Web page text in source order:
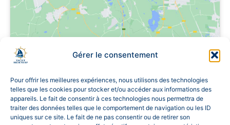
Gérer le consentement
Pour offrir les meilleures expériences, nous utilisons des technologies
telles que les cookies pour stocker et/ou accéder aux informations des
appareils. Le fait de consentir à ces technologies nous permettra de
traiter des données telles que le comportement de navigation ou les ID
uniques sur ce site. Le fait de ne pas consentir ou de retirer son
[mailpoet_form id="5"]